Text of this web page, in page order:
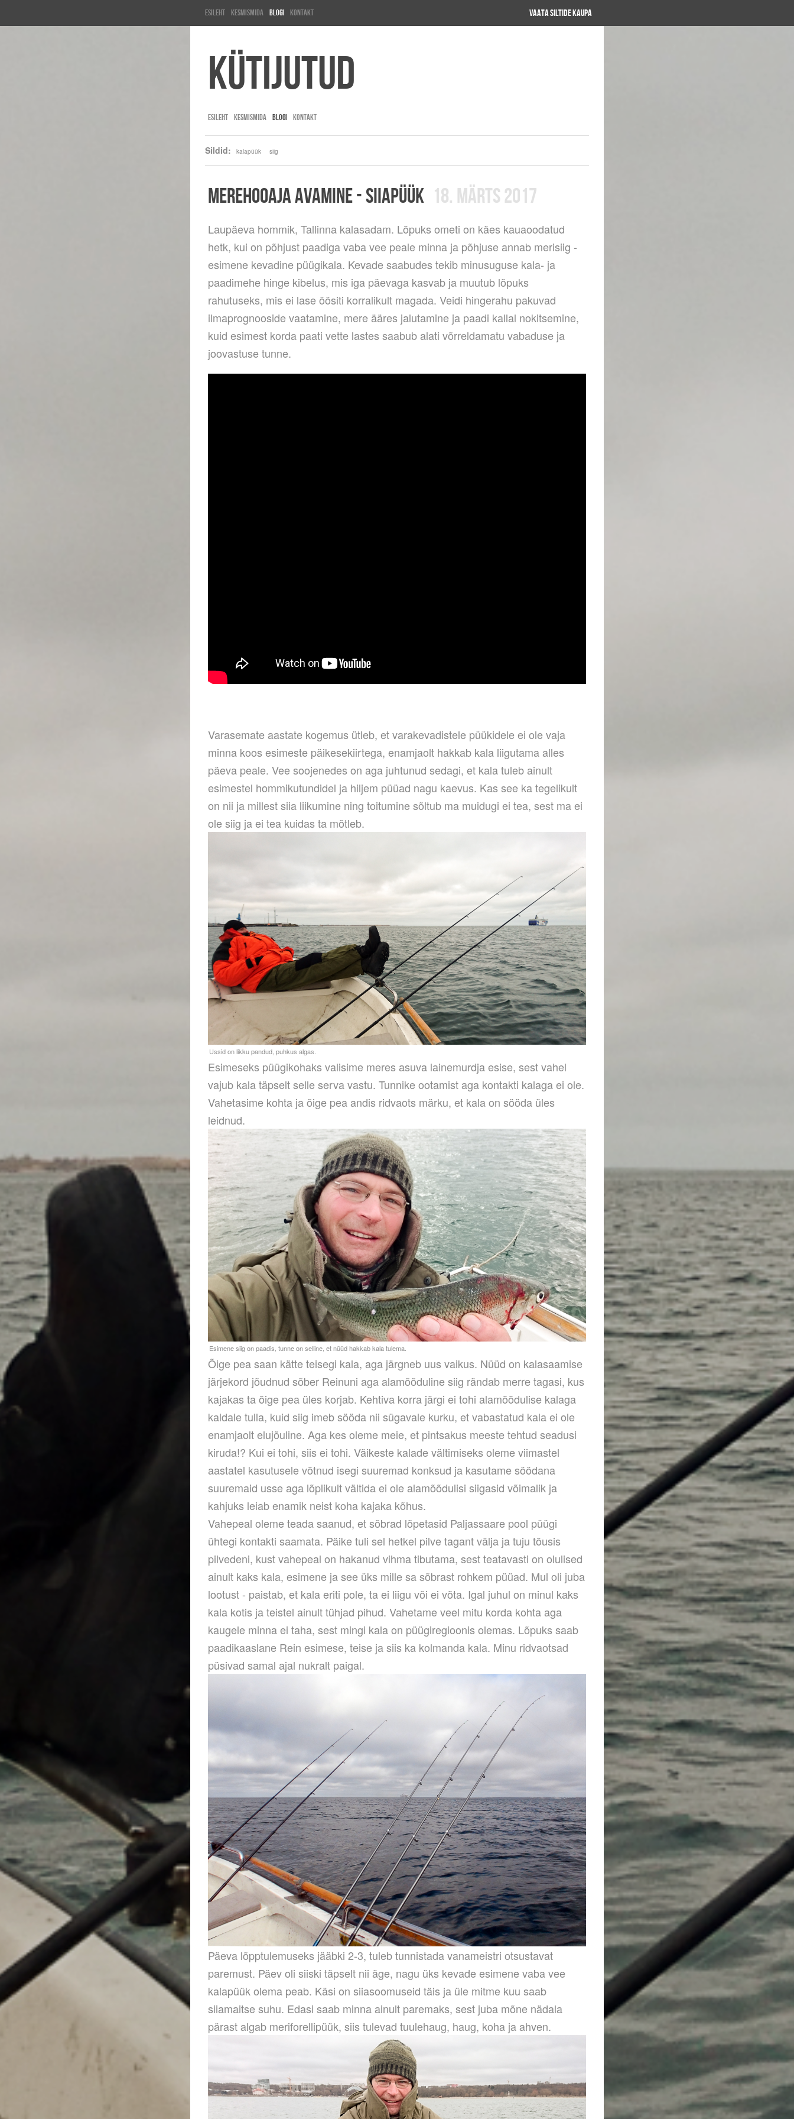
Esileht KesMisMida Blogi Kontakt Vaata siltide kaupa
Kütijutud
ESILEHT KESMISMIDA BLOGI KONTAKT
Sildid: kalapüük siig
MEREHOOAJA AVAMINE - SIIAPÜÜK 18. MÄRTS 2017
Laupäeva hommik, Tallinna kalasadam. Lõpuks ometi on käes kauaoodatud
hetk, kui on põhjust paadiga vaba vee peale minna ja põhjuse annab merisiig -
esimene kevadine püügikala. Kevade saabudes tekib minusuguse kala- ja
paadimehe hinge kibelus, mis iga päevaga kasvab ja muutub lõpuks
rahutuseks, mis ei lase öösiti korralikult magada. Veidi hingerahu pakuvad
ilmaprognooside vaatamine, mere ääres jalutamine ja paadi kallal nokitsemine,
kuid esimest korda paati vette lastes saabub alati võrreldamatu vabaduse ja
joovastuse tunne.
Varasemate aastate kogemus ütleb, et varakevadistele püükidele ei ole vaja
minna koos esimeste päikesekiirtega, enamjaolt hakkab kala liigutama alles
päeva peale. Vee soojenedes on aga juhtunud sedagi, et kala tuleb ainult
esimestel hommikutundidel ja hiljem püüad nagu kaevus. Kas see ka tegelikult
on nii ja millest siia liikumine ning toitumine sõltub ma muidugi ei tea, sest ma ei
ole siig ja ei tea kuidas ta mõtleb.
Esimeseks püügikohaks valisime meres asuva lainemurdja esise, sest vahel
vajub kala täpselt selle serva vastu. Tunnike ootamist aga kontakti kalaga ei ole.
Vahetasime kohta ja õige pea andis ridvaots märku, et kala on sööda üles
leidnud.
Õige pea saan kätte teisegi kala, aga järgneb uus vaikus. Nüüd on kalasaamise
järjekord jõudnud sõber Reinuni aga alamõõduline siig rändab merre tagasi, kus
kajakas ta õige pea üles korjab. Kehtiva korra järgi ei tohi alamõõdulise kalaga
kaldale tulla, kuid siig imeb sööda nii sügavale kurku, et vabastatud kala ei ole
enamjaolt elujõuline. Aga kes oleme meie, et pintsakus meeste tehtud seadusi
kiruda!? Kui ei tohi, siis ei tohi. Väikeste kalade vältimiseks oleme viimastel
aastatel kasutusele võtnud isegi suuremad konksud ja kasutame söödana
suuremaid usse aga lõplikult vältida ei ole alamõõdulisi siigasid võimalik ja
kahjuks leiab enamik neist koha kajaka kõhus.
Vahepeal oleme teada saanud, et sõbrad lõpetasid Paljassaare pool püügi
ühtegi kontakti saamata. Päike tuli sel hetkel pilve tagant välja ja tuju tõusis
pilvedeni, kust vahepeal on hakanud vihma tibutama, sest teatavasti on olulised
ainult kaks kala, esimene ja see üks mille sa sõbrast rohkem püüad. Mul oli juba
lootust - paistab, et kala eriti pole, ta ei liigu või ei võta. Igal juhul on minul kaks
kala kotis ja teistel ainult tühjad pihud. Vahetame veel mitu korda kohta aga
kaugele minna ei taha, sest mingi kala on püügiregioonis olemas. Lõpuks saab
paadikaaslane Rein esimese, teise ja siis ka kolmanda kala. Minu ridvaotsad
püsivad samal ajal nukralt paigal.
Päeva lõpptulemuseks jääbki 2-3, tuleb tunnistada vanameistri otsustavat
paremust. Päev oli siiski täpselt nii äge, nagu üks kevade esimene vaba vee
kalapüük olema peab. Käsi on siiasoomuseid täis ja üle mitme kuu saab
siiamaitse suhu. Edasi saab minna ainult paremaks, sest juba mõne nädala
pärast algab meriforellipüük, siis tulevad tuulehaug, haug, koha ja ahven.